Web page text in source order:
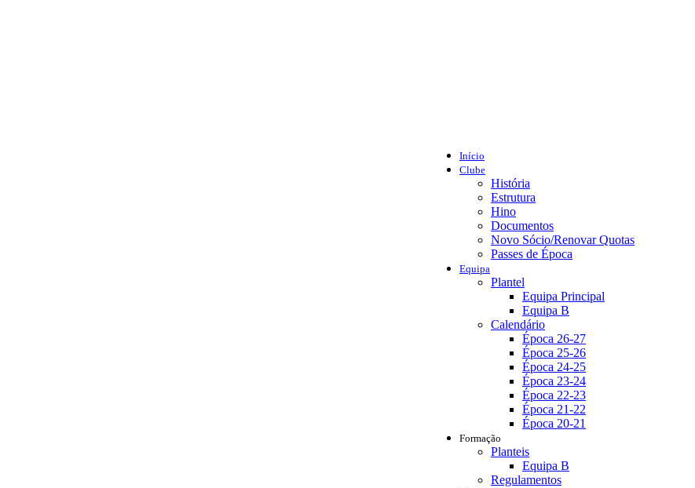
Início
Clube
História
Estrutura
Hino
Documentos
Novo Sócio/Renovar Quotas
Passes de Época
Equipa
Plantel
Equipa Principal
Equipa B
Calendário
Época 26-27
Época 25-26
Época 24-25
Época 23-24
Época 22-23
Época 21-22
Época 20-21
Formação
Planteis
Equipa B
Regulamentos